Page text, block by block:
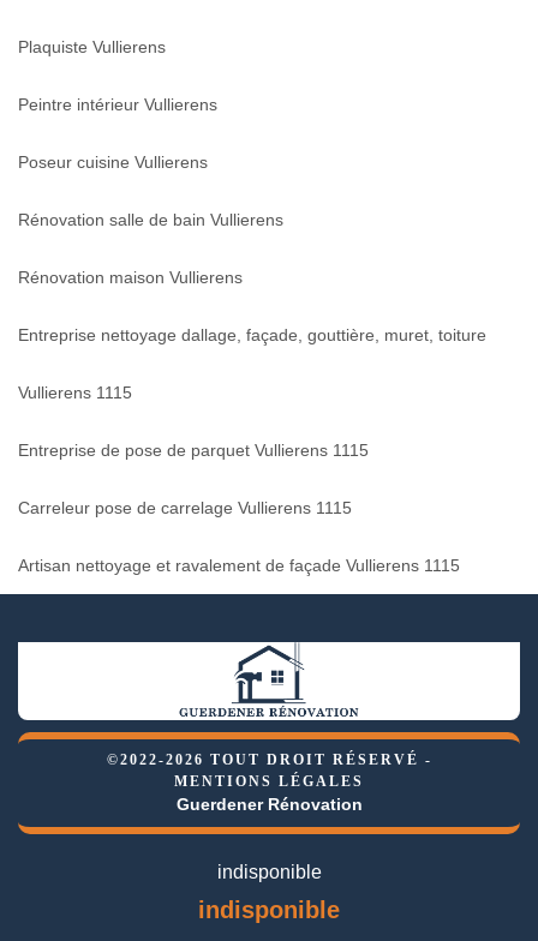
Plaquiste Vullierens
Peintre intérieur Vullierens
Poseur cuisine Vullierens
Rénovation salle de bain Vullierens
Rénovation maison Vullierens
Entreprise nettoyage dallage, façade, gouttière, muret, toiture
Vullierens 1115
Entreprise de pose de parquet Vullierens 1115
Carreleur pose de carrelage Vullierens 1115
Artisan nettoyage et ravalement de façade Vullierens 1115
©2022-2026 TOUT DROIT RÉSERVÉ -
MENTIONS LÉGALES
Guerdener Rénovation
indisponible
indisponible